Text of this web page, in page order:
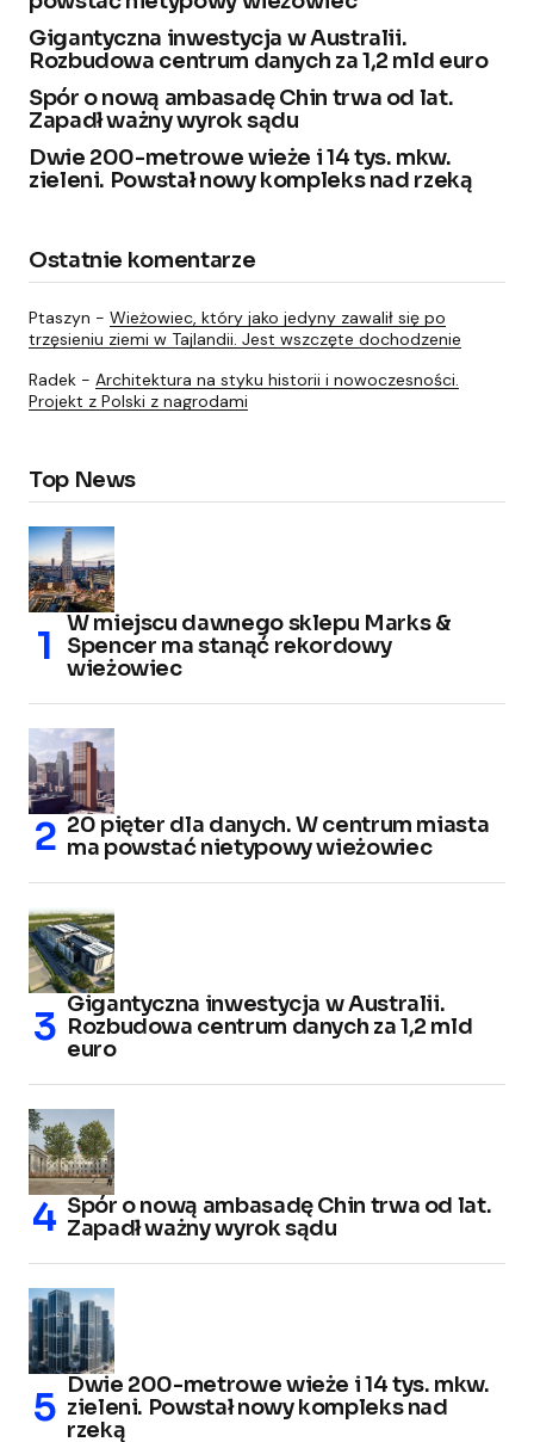
Gigantyczna inwestycja w Australii.
Rozbudowa centrum danych za 1,2 mld euro
Spór o nową ambasadę Chin trwa od lat.
Zapadł ważny wyrok sądu
Dwie 200-metrowe wieże i 14 tys. mkw.
zieleni. Powstał nowy kompleks nad rzeką
Ostatnie komentarze
Ptaszyn - Wieżowiec, który jako jedyny zawalił się po
trzęsieniu ziemi w Tajlandii. Jest wszczęte dochodzenie
Radek - Architektura na styku historii i nowoczesności.
Projekt z Polski z nagrodami
Top News
W miejscu dawnego sklepu Marks &
Spencer ma stanąć rekordowy
wieżowiec
20 pięter dla danych. W centrum miasta
ma powstać nietypowy wieżowiec
Gigantyczna inwestycja w Australii.
Rozbudowa centrum danych za 1,2 mld
euro
Spór o nową ambasadę Chin trwa od lat.
Zapadł ważny wyrok sądu
Dwie 200-metrowe wieże i 14 tys. mkw.
zieleni. Powstał nowy kompleks nad
rzeką